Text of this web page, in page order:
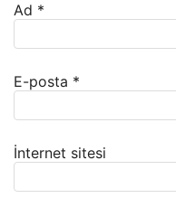
Ad *
E-posta *
İnternet sitesi